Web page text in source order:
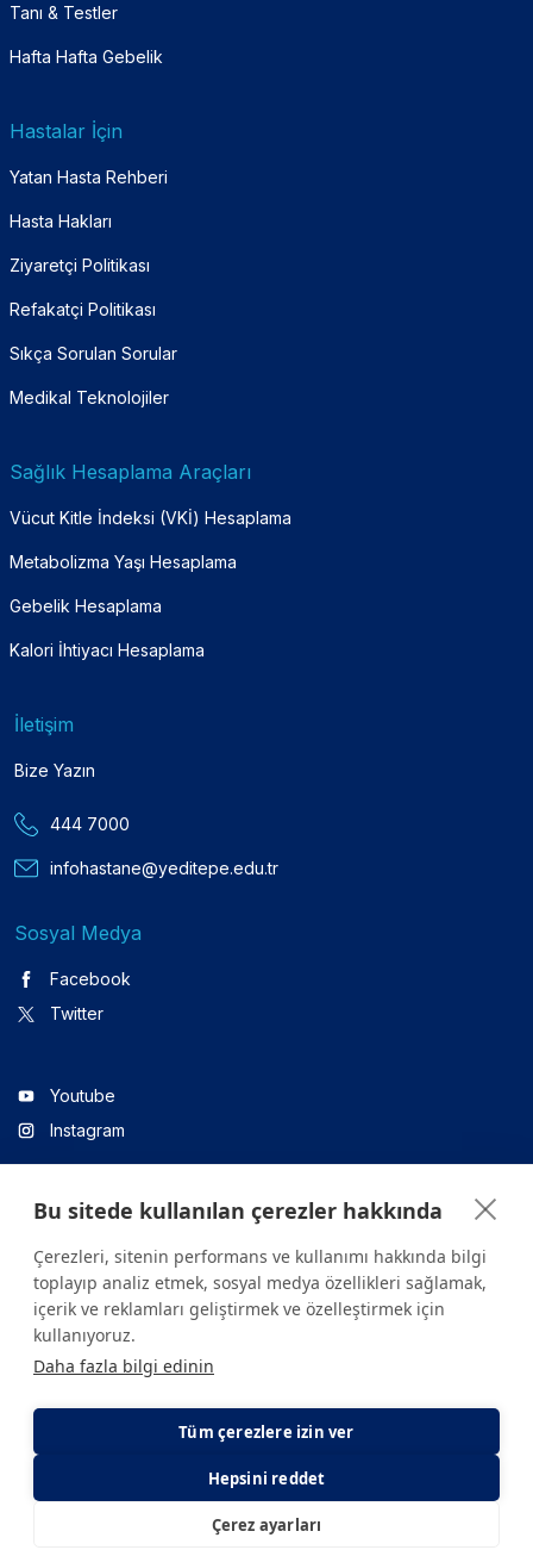
E-Randevu
Tanı & Testler
Hafta Hafta Gebelik
Hastalar İçin
Yatan Hasta Rehberi
Hasta Hakları
Ziyaretçi Politikası
Refakatçi Politikası
Sıkça Sorulan Sorular
Medikal Teknolojiler
Sağlık Hesaplama Araçları
Vücut Kitle İndeksi (VKİ) Hesaplama
Metabolizma Yaşı Hesaplama
Gebelik Hesaplama
Kalori İhtiyacı Hesaplama
İletişim
Bize Yazın
444 7000
infohastane@yeditepe.edu.tr
Sosyal Medya
Facebook
Twitter
Youtube
Instagram
Linkedin
Sitede yer alan tüm içerikler yalnızca bilgilendirme amaçlıdır.
Sağlığınızla ilgili sorularınız için mutlaka doktoruza ya da bir sağlık
kuruluşuna başvurunuz.
Gizlilik ve Çerez Politikası KVKK Aydınlatma Metni
Bu sitede kullanılan çerezler hakkında
Çerezleri, sitenin performans ve kullanımı hakkında bilgi
toplayıp analiz etmek, sosyal medya özellikleri sağlamak,
içerik ve reklamları geliştirmek ve özelleştirmek için
kullanıyoruz.
Daha fazla bilgi edinin
Tüm çerezlere izin ver
Hepsini reddet
Çerez ayarları